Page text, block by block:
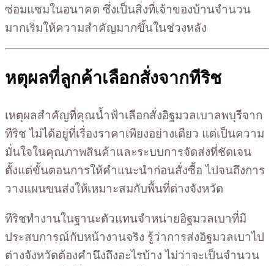
ซ่อมแซมในอนาคต ซึ่งเป็นสิ่งที่เจ้าของบ้านจำนวน
มากเริ่มให้ความสำคัญมากขึ้นในช่วงหลัง
หตุผลที่ลูกค้าเลือกสั่งจากทีริช
เหตุผลสำคัญที่คุณน้ำฟ้าเลือกสั่งอิฐมวลเบาลพบุรีจาก
ทีริช ไม่ได้อยู่ที่เรื่องราคาเพียงอย่างเดียว แต่เป็นความ
มั่นใจในคุณภาพสินค้าและระบบการจัดส่งที่ชัดเจน
ตั้งแต่ขั้นตอนการให้คำแนะนำก่อนสั่งซื้อ ไปจนถึงการ
วางแผนขนส่งให้เหมาะสมกับพื้นที่ต่างจังหวัด
ทีริชทำงานในฐานะตัวแทนจำหน่ายอิฐมวลเบาที่มี
ประสบการณ์กับหน้างานจริง รู้ว่าการส่งอิฐมวลเบาไป
ต่างจังหวัดต้องคำนึงถึงอะไรบ้าง ไม่ว่าจะเป็นจำนวน